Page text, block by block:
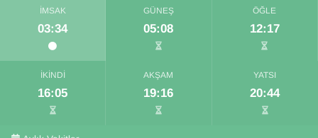
İMSAK
03:34
GÜNEŞ
05:08
ÖĞLE
12:17
İKINDI
16:05
AKŞAM
19:16
YATSI
20:44